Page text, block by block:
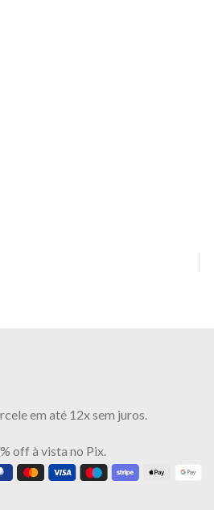
em até 12x sem juros.
off à vista no Pix.